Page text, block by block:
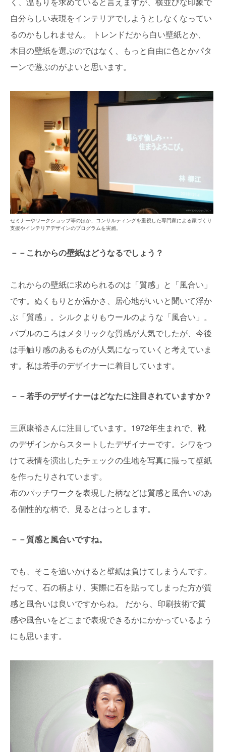
自分らしい表現をインテリアでしようとしなくなってい
るのかもしれません。 トレンドだから白い壁紙とか、
木目の壁紙を選ぶのではなく、もっと自由に色とかパタ
ーンで遊ぶのがよいと思います。
セミナーやワークショップ等のほか、コンサルティングを重視した専門家による家づくり
支援やインテリアデザインのプログラムを実施。
－－これからの壁紙はどうなるでしょう？
これからの壁紙に求められるのは「質感」と「風合い」
です。ぬくもりとか温かさ、居心地がいいと聞いて浮か
ぶ「質感」。シルクよりもウールのような「風合い」。
バブルのころはメタリックな質感が人気でしたが、今後
は手触り感のあるものが人気になっていくと考えていま
す。私は若手のデザイナーに着目しています。
－－若手のデザイナーはどなたに注目されていますか？
三原康裕さんに注目しています。1972年生まれで、靴
のデザインからスタートしたデザイナーです。シワをつ
けて表情を演出したチェックの生地を写真に撮って壁紙
を作ったりされています。
布のパッチワークを表現した柄などは質感と風合いのあ
る個性的な柄で、見るとはっとします。
－－質感と風合いですね。
でも、そこを追いかけると壁紙は負けてしまうんです。
だって、石の柄より、実際に石を貼ってしまった方が質
感と風合いは良いですからね。 だから、印刷技術で質
感や風合いをどこまで表現できるかにかかっているよう
にも思います。